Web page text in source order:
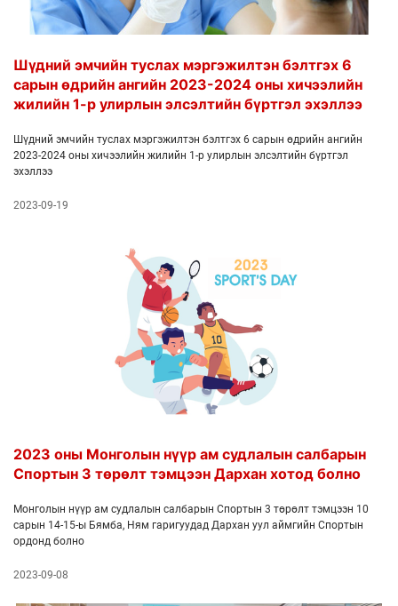
Шүдний эмчийн туслах мэргэжилтэн бэлтгэх 6
сарын өдрийн ангийн 2023-2024 оны хичээлийн
жилийн 1-р улирлын элсэлтийн бүртгэл эхэллээ
Шүдний эмчийн туслах мэргэжилтэн бэлтгэх 6 сарын өдрийн ангийн
2023-2024 оны хичээлийн жилийн 1-р улирлын элсэлтийн бүртгэл
эхэллээ
2023-09-19
2023 оны Монголын нүүр ам судлалын салбарын
Спортын 3 төрөлт тэмцээн Дархан хотод болно
Монголын нүүр ам судлалын салбарын Спортын 3 төрөлт тэмцээн 10
сарын 14-15-ы Бямба, Ням гаригуудад Дархан уул аймгийн Спортын
ордонд болно
2023-09-08